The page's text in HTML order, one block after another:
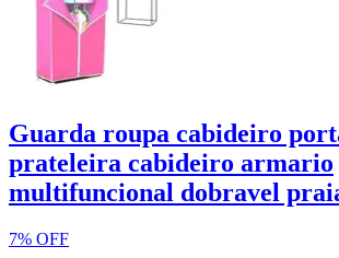
Guarda roupa cabideiro
prateleira cabideiro armario
multifuncional dobravel
7% OFF